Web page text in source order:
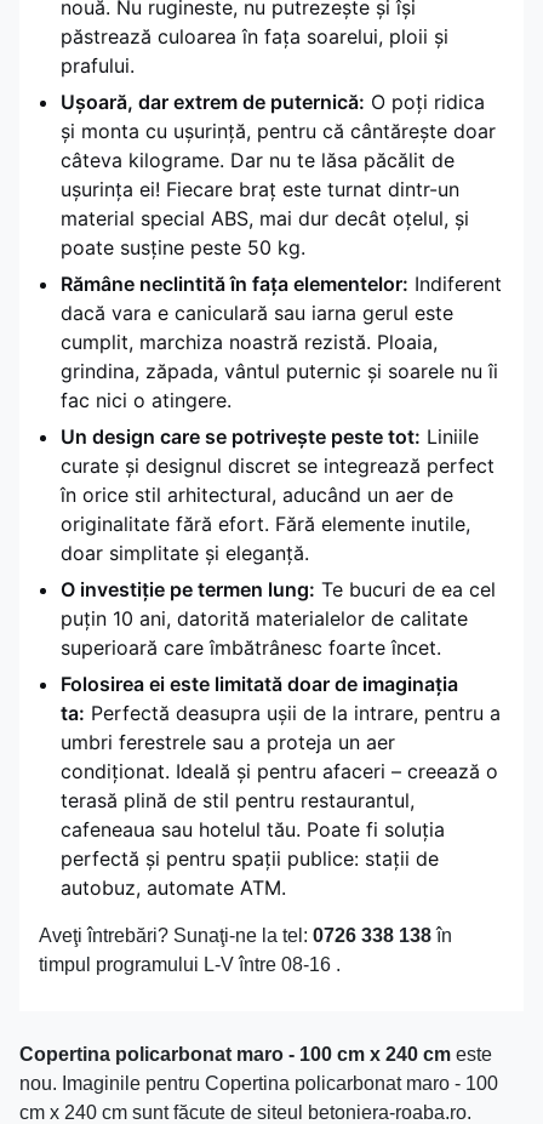
nouă. Nu rugineste, nu putrezește și își
păstrează culoarea în fața soarelui, ploii și
prafului.
Ușoară, dar extrem de puternică: O poți ridica
și monta cu ușurință, pentru că cântărește doar
câteva kilograme. Dar nu te lăsa păcălit de
ușurința ei! Fiecare braț este turnat dintr-un
material special ABS, mai dur decât oțelul, și
poate susține peste 50 kg.
Rămâne neclintită în fața elementelor: Indiferent
dacă vara e caniculară sau iarna gerul este
cumplit, marchiza noastră rezistă. Ploaia,
grindina, zăpada, vântul puternic și soarele nu îi
fac nici o atingere.
Un design care se potrivește peste tot: Liniile
curate și designul discret se integrează perfect
în orice stil arhitectural, aducând un aer de
originalitate fără efort. Fără elemente inutile,
doar simplitate și eleganță.
O investiție pe termen lung: Te bucuri de ea cel
puțin 10 ani, datorită materialelor de calitate
superioară care îmbătrânesc foarte încet.
Folosirea ei este limitată doar de imaginația
ta: Perfectă deasupra ușii de la intrare, pentru a
umbri ferestrele sau a proteja un aer
condiționat. Ideală și pentru afaceri – creează o
terasă plină de stil pentru restaurantul,
cafeneaua sau hotelul tău. Poate fi soluția
perfectă și pentru spații publice: stații de
autobuz, automate ATM.
Aveţi întrebări? Sunaţi-ne la tel: 0726 338 138în
timpul programului L-V între 08-16 .
Copertina policarbonat maro - 100 cm x 240 cm este
nou. Imaginile pentru Copertina policarbonat maro - 100
cm x 240 cm sunt făcute de siteul betoniera-roaba.ro.